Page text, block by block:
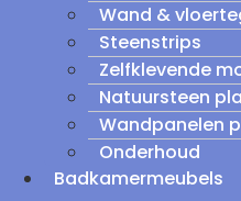
Wand &
Steenstrips
Zelfklevende
Natuursteen
Wandpanelen
Onderhoud
Badkamermeubels